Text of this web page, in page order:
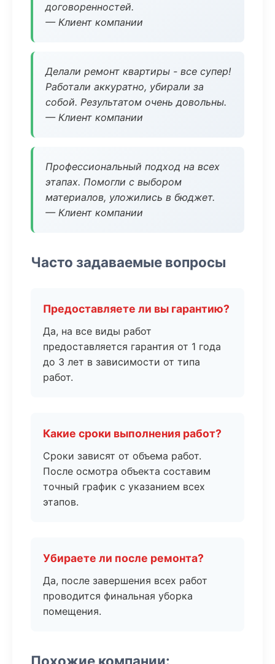
договоренностей.
— Клиент компании
Делали ремонт квартиры - все супер!
Работали аккуратно, убирали за
собой. Результатом очень довольны.
— Клиент компании
Профессиональный подход на всех
этапах. Помогли с выбором
материалов, уложились в бюджет.
— Клиент компании
Часто задаваемые вопросы
Предоставляете ли вы гарантию?
Да, на все виды работ
предоставляется гарантия от 1 года
до 3 лет в зависимости от типа
работ.
Какие сроки выполнения работ?
Сроки зависят от объема работ.
После осмотра объекта составим
точный график с указанием всех
этапов.
Убираете ли после ремонта?
Да, после завершения всех работ
проводится финальная уборка
помещения.
Похожие компании: